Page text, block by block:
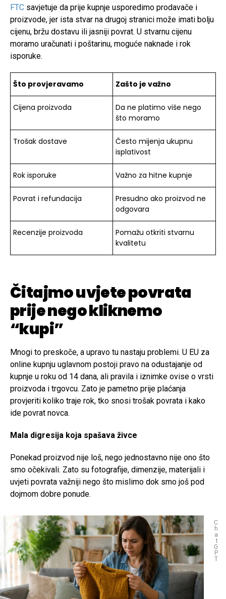
FTC savjetuje da prije kupnje usporedimo prodavače i
proizvode, jer ista stvar na drugoj stranici može imati bolju
cijenu, bržu dostavu ili jasniji povrat. U stvarnu cijenu
moramo uračunati i poštarinu, moguće naknade i rok
isporuke.
Što provjeravamo Zašto je važno
Cijena proizvoda
Da ne platimo više nego
što moramo
Trošak dostave
Često mijenja ukupnu
isplativost
Rok isporuke Važno za hitne kupnje
Povrat i refundacija
Presudno ako proizvod ne
odgovara
Recenzije proizvoda
Pomažu otkriti stvarnu
kvalitetu
Čitajmo uvjete povrata
prije nego kliknemo
“kupi”
Mnogi to preskoče, a upravo tu nastaju problemi. U EU za
online kupnju uglavnom postoji pravo na odustajanje od
kupnje u roku od 14 dana, ali pravila i iznimke ovise o vrsti
proizvoda i trgovcu. Zato je pametno prije plaćanja
provjeriti koliko traje rok, tko snosi trošak povrata i kako
ide povrat novca.
Mala digresija koja spašava živce
Ponekad proizvod nije loš, nego jednostavno nije ono što
smo očekivali. Zato su fotografije, dimenzije, materijali i
uvjeti povrata važniji nego što mislimo dok smo još pod
dojmom dobre ponude.
C
h
a
t
G
P
T